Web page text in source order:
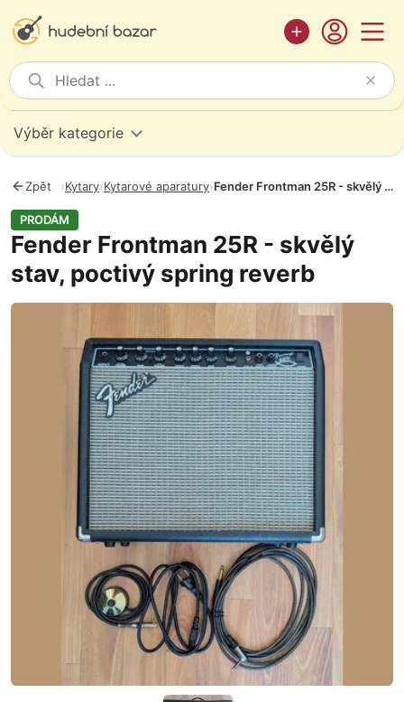
Výběr kategorie
Zpět ›Kytary›Kytarové aparatury› Fender Frontman 25R - skvělý stav, poctivý spring reverb
PRODÁM
Fender Frontman 25R - skvělý
stav, poctivý spring reverb
Fotografie